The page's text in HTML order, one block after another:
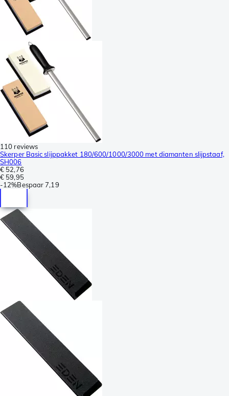
110 reviews
Skerper Basic slijppakket 180/600/1000/3000 met diamanten slijpstaaf,
SH006
€ 52,76
€ 59,95
-12%Bespaar 7,19